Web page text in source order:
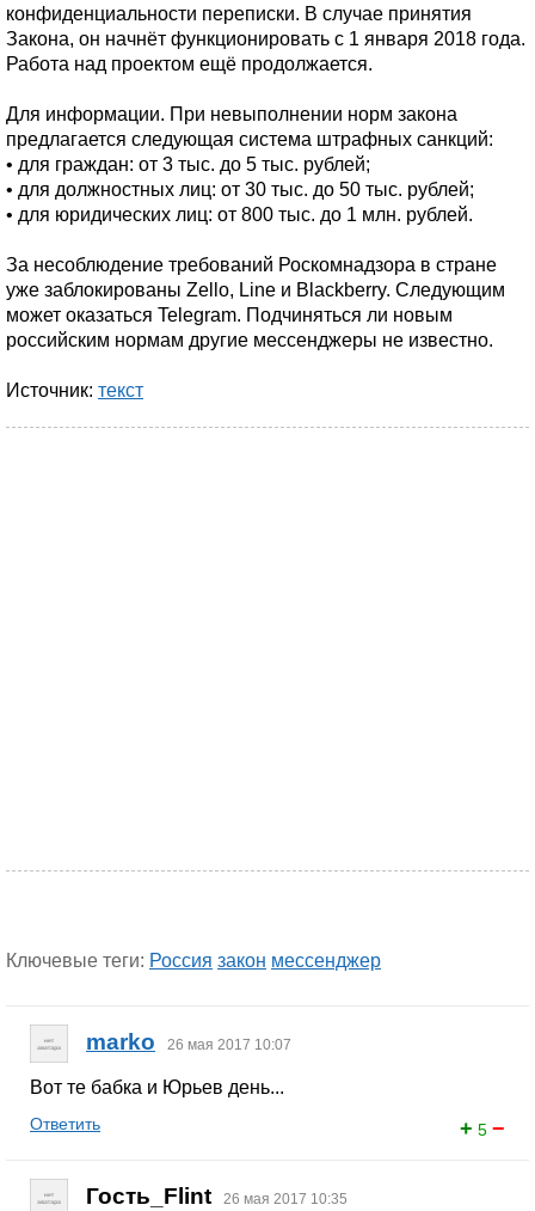
конфиденциальности переписки. В случае принятия
Закона, он начнёт функционировать с 1 января 2018 года.
Работа над проектом ещё продолжается.
Для информации. При невыполнении норм закона
предлагается следующая система штрафных санкций:
• для граждан: от 3 тыс. до 5 тыс. рублей;
• для должностных лиц: от 30 тыс. до 50 тыс. рублей;
• для юридических лиц: от 800 тыс. до 1 млн. рублей.
За несоблюдение требований Роскомнадзора в стране
уже заблокированы Zello, Line и Blackberry. Следующим
может оказаться Telegram. Подчиняться ли новым
российским нормам другие мессенджеры не известно.
Источник: текст
Ключевые теги: Россия закон мессенджер
marko 26 мая 2017 10:07
Вот те бабка и Юрьев день...
+ 5 −
Ответить
Гость_Flint 26 мая 2017 10:35